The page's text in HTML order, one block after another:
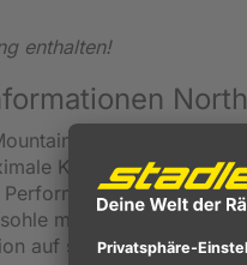
enthalten!
Kontrolle, sicheren
auf dem
mit
auf schwierigem